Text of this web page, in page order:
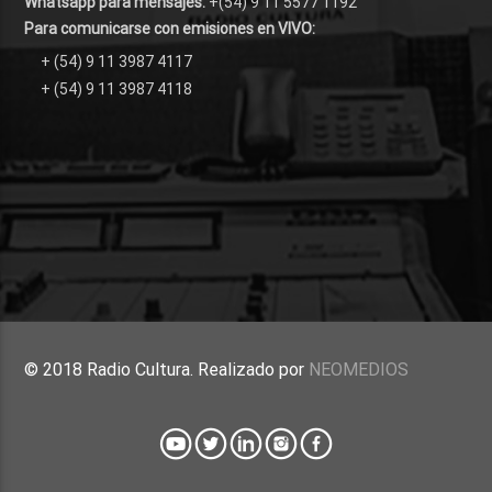
Para comunicarse con emisiones en VIVO:
+ (54) 9 11 3987 4117
+ (54) 9 11 3987 4118
© 2018 Radio Cultura. Realizado por NEOMEDIOS